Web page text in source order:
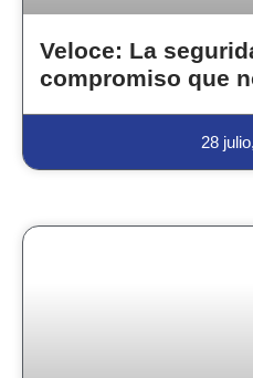
Veloce: La
compromiso que
28